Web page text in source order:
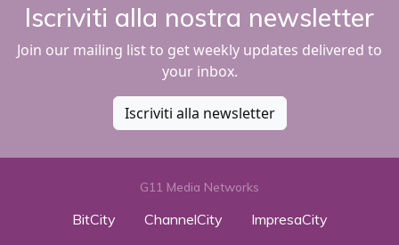
Iscriviti alla nostra newsletter
Join our mailing list to get weekly updates delivered to
your inbox.
Iscriviti alla newsletter
G11 Media Networks
BitCity ChannelCity
ImpresaCity